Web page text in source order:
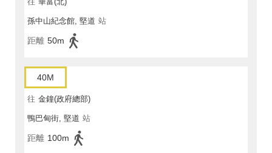
孫中山紀念館, 堅道 站
距離 50m
40M
往 金鐘(政府總部)
鴨巴甸街, 堅道 站
距離 100m